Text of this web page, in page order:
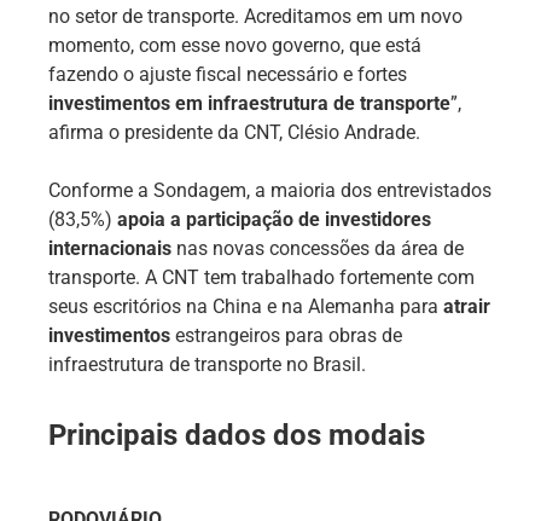
no setor de transporte. Acreditamos em um novo
momento, com esse novo governo, que está
fazendo o ajuste fiscal necessário e fortes
investimentos em infraestrutura de transporte”,
afirma o presidente da CNT, Clésio Andrade.
Conforme a Sondagem, a maioria dos entrevistados
(83,5%) apoia a participação de investidores
internacionais nas novas concessões da área de
transporte. A CNT tem trabalhado fortemente com
seus escritórios na China e na Alemanha para atrair
investimentos estrangeiros para obras de
infraestrutura de transporte no Brasil.
Principais dados dos modais